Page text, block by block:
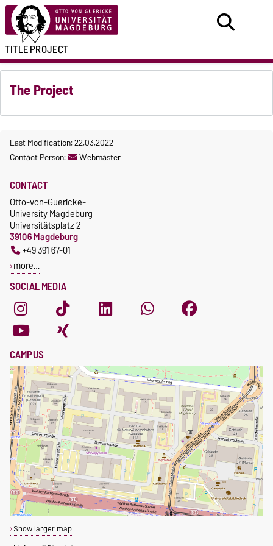
TITLEPROJECT
The Project
Last Modification: 22.03.2022
Contact Person:
Webmaster
SOCIAL MEDIA
CONTACT
Otto-von-Guericke-
University Magdeburg
Universitätsplatz 2
39106 Magdeburg
+49 391 67-01
more…
CAMPUS
Show larger map